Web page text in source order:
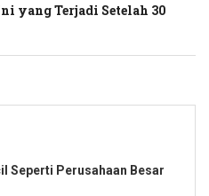
yang Terjadi Setelah 30
Seperti Perusahaan Besar